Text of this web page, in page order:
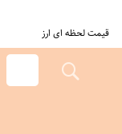
قیمت لحظه ای ارز